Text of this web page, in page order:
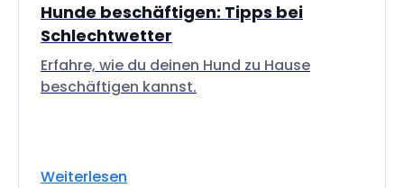
Hunde beschäftigen: Tipps bei
Schlechtwetter
Erfahre, wie du deinen Hund zu Hause
beschäftigen kannst.
Weiterlesen